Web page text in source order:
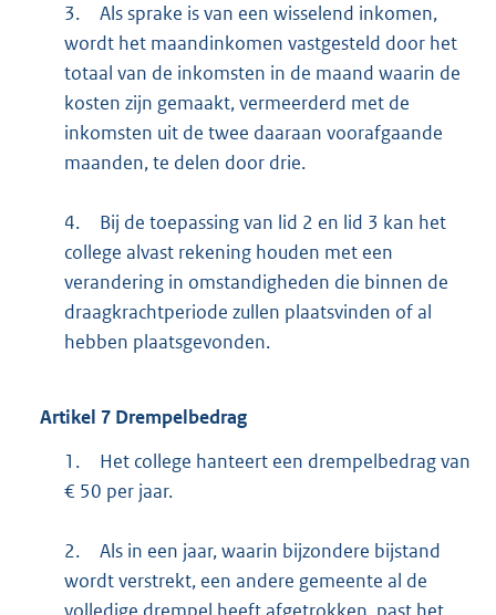
3.
Als sprake is van een wisselend inkomen,
wordt het maandinkomen vastgesteld door het
totaal van de inkomsten in de maand waarin de
kosten zijn gemaakt, vermeerderd met de
inkomsten uit de twee daaraan voorafgaande
maanden, te delen door drie.
4.
Bij de toepassing van lid 2 en lid 3 kan het
college alvast rekening houden met een
verandering in omstandigheden die binnen de
draagkrachtperiode zullen plaatsvinden of al
hebben plaatsgevonden.
Artikel 7 Drempelbedrag
1.
Het college hanteert een drempelbedrag van
€ 50 per jaar.
2.
Als in een jaar, waarin bijzondere bijstand
wordt verstrekt, een andere gemeente al de